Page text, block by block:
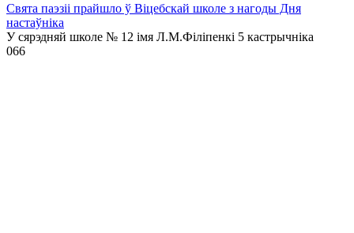
Свята паэзіі прайшло ў Віцебскай школе з нагоды Дня
настаўніка
У сярэдняй школе № 12 імя Л.М.Філіпенкі 5 кастрычніка
066